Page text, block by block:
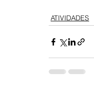
ATIVIDADES